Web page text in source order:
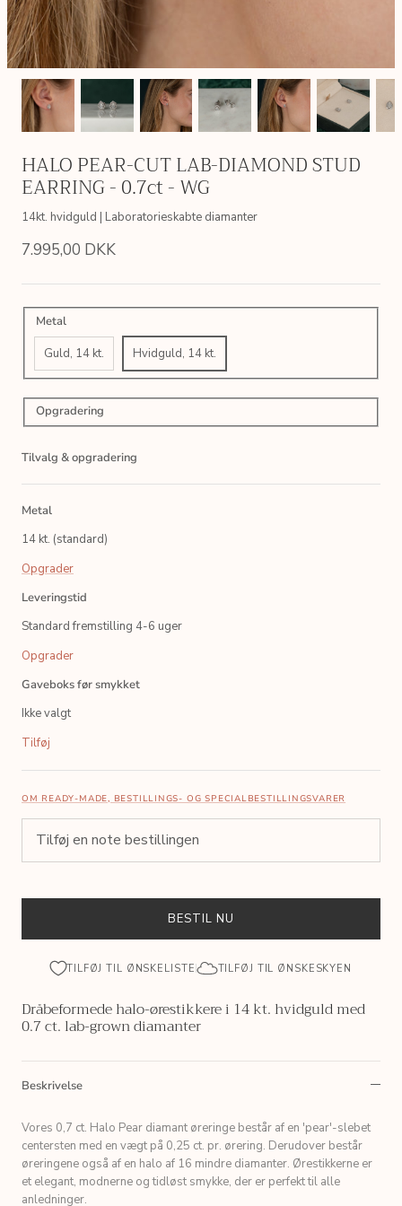
HALO PEAR-CUT LAB-DIAMOND STUD
EARRING - 0.7ct - WG
14kt. hvidguld | Laboratorieskabte diamanter
7.995,00 DKK
Metal
Guld, 14 kt.
Hvidguld, 14 kt.
Opgradering
Tilvalg & opgradering
Metal
14 kt. (standard)
Opgrader
Leveringstid
Standard fremstilling 4-6 uger
Opgrader
Gaveboks før smykket
Ikke valgt
Tilføj
OM READY-MADE, BESTILLINGS- OG SPECIALBESTILLINGSVARER
BESTIL NU
TILFØJ TIL ØNSKELISTE TILFØJ TIL ØNSKESKYEN
Dråbeformede halo-ørestikkere i 14 kt. hvidguld med
0.7 ct. lab-grown diamanter
Beskrivelse
Vores 0,7 ct. Halo Pear diamant øreringe består af en 'pear'-slebet
centersten med en vægt på 0,25 ct. pr. ørering. Derudover består
øreringene også af en halo af 16 mindre diamanter. Ørestikkerne er
et elegant, modnerne og tidløst smykke, der er perfekt til alle
anledninger.